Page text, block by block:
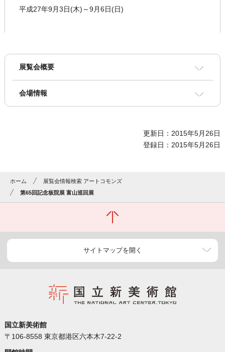
平成27年9月3日(木)～9月6日(日)
展覧会概要
会場情報
更新日：2015年5月26日
登録日：2015年5月26日
ホーム
展覧会情報検索 アートコモンズ
第65回記念板院展 富山巡回展
サイトマップを開く
国立新美術館
〒106-8558 東京都港区六本木7-22-2